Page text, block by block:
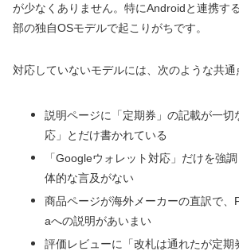
が少なくありません。特にAndroidと連携す
部の独自OSモデルで起こりがちです。
対応していないモデルには、次のような共通
説明ページに「定期券」の記載が一切
応」とだけ書かれている
「Googleウォレット対応」だけを強
体的な言及がない
商品ページが海外メーカーの直訳で、
aへの説明があいまい
評価レビューに「改札は通れたが定期